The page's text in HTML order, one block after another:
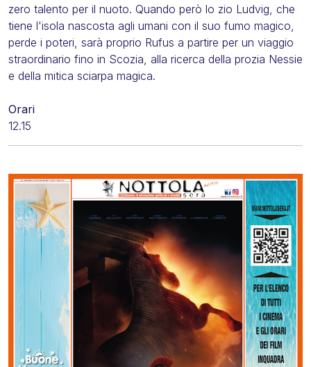
zero talento per il nuoto. Quando però lo zio Ludvig, che
tiene l'isola nascosta agli umani con il suo fumo magico,
perde i poteri, sarà proprio Rufus a partire per un viaggio
straordinario fino in Scozia, alla ricerca della prozia Nessie
e della mitica sciarpa magica.
Orari
12.15